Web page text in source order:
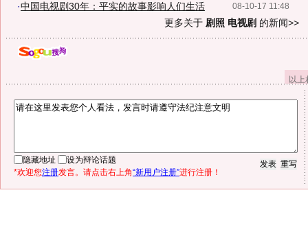
08-10-17 11:48
·中国电视剧30年：平实的故事影响人们生活
更多关于 剧照 电视剧 的新闻>>
以
隐藏地址
设为辩论话题
*欢迎您注册发言。请点击右上角“新用户注册”进行注册！